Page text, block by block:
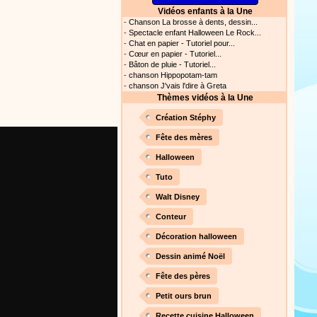
les parents, les
Atelier de peinture et de
Vidéos enfants à la Une
- Chanson La brosse à dents, dessin...
- Spectacle enfant Halloween Le Rock...
- Chat en papier - Tutoriel pour...
- Cœur en papier - Tutoriel...
- Bâton de pluie - Tutoriel...
- chanson Hippopotam-tam
- chanson J'vais l'dire à Greta
Thèmes vidéos à la Une
Création Stéphy
Fête des mères
Halloween
Tuto
Walt Disney
Conteur
Décoration halloween
Dessin animé Noël
Fête des pères
Petit ours brun